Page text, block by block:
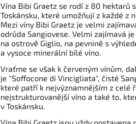
Vína Bibi Graetz se rodí z 80 hektarů
Toskánsku, které umožňují z každé z
Mezi víny Bibi Graetz je velmi
odrůda Sangiovese. Velmi zajímavá
na ostrově Giglio, na pevnině s
a vysoce minerální bílé víno.
Vraťme se však k červeným vínům,
je "Soffocone di Vincigliata", čisté
které patří k nejvýznamnějším z celé
nejstrukturovanější víno a také to,
v Toskánsku.
Vína Bibi Graetz jsou vždy postavena